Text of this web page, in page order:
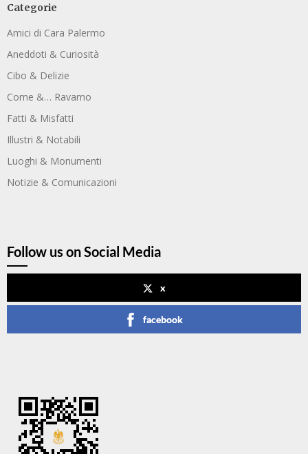
Categorie
Amici di Cara Palermo
Aneddoti & Curiosità
Cibo & Delizie
Come &… Ravamo
Fatti & Misfatti
Illustri & Notabili
Luoghi & Monumenti
Notizie & Comunicazioni
Follow us on Social Media
x
facebook